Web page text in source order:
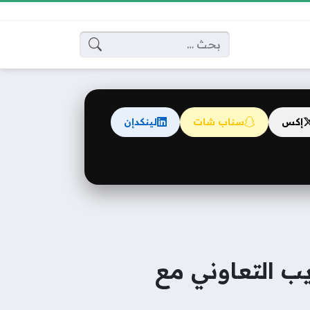
البحث عن:
إكس سناب شات لينكدإن
التعاوني مع